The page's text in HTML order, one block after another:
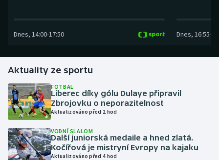
Curling
Dostihy
Florbal
Futsal
Golf
Gymnastika
Dnes, 14:00-17:50 Dnes, 16:55-
Aktuality ze sportu
FOTBAL
Liberec díky gólu Dulaye připravil
Zbrojovku o neporazitelnost
Aktualizováno před 2 hod
VODNÍ SLALOM
Další juniorská medaile a hned zlatá.
Kočířová je mistryní Evropy na kajaku
Aktualizováno před 4 hod